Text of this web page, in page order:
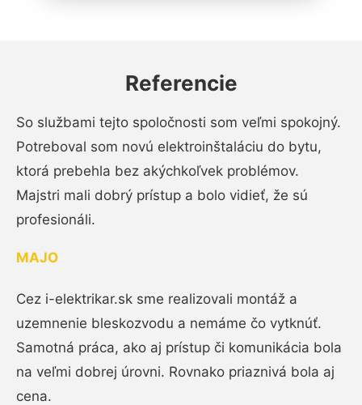
Referencie
So službami tejto spoločnosti som veľmi spokojný.
Potreboval som novú elektroinštaláciu do bytu,
ktorá prebehla bez akýchkoľvek problémov.
Majstri mali dobrý prístup a bolo vidieť, že sú
profesionáli.
MAJO
Cez i-elektrikar.sk sme realizovali montáž a
uzemnenie bleskozvodu a nemáme čo vytknúť.
Samotná práca, ako aj prístup či komunikácia bola
na veľmi dobrej úrovni. Rovnako priaznivá bola aj
cena.